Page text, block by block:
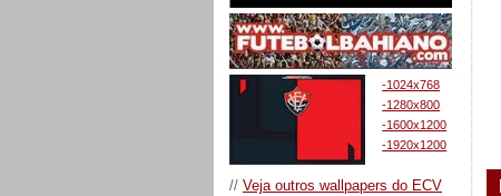
-1024x768
-1280x800
-1600x1200
-1920x1200
// Veja outros wallpapers do ECV